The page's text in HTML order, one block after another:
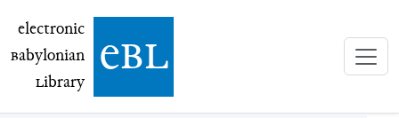
electronic Babylonian Library (eBL)
electronic
Babylonian
Library ebl